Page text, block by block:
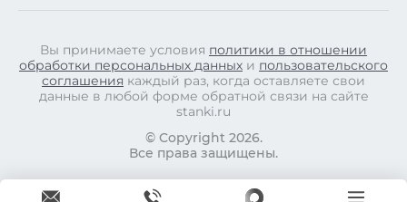
Вы принимаете условия политики в отношении
обработки персональных данных и пользовательского
соглашения каждый раз, когда оставляете свои
данные в любой форме обратной связи на сайте
stanki.ru
© Copyright 2026.
Все права защищены.